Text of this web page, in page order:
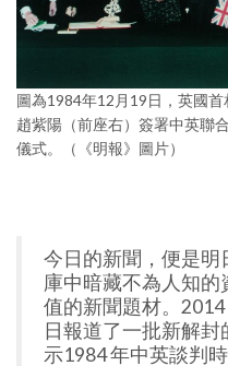
圖為1984年12月19日，英國
趙紫陽（前座右）簽署中英聯
儀式。（《明報》圖片）
今日的新聞，便是明
庫中暗藏不為人知
值的新聞題材。
日報道了一批新解
示1984 年中英談判